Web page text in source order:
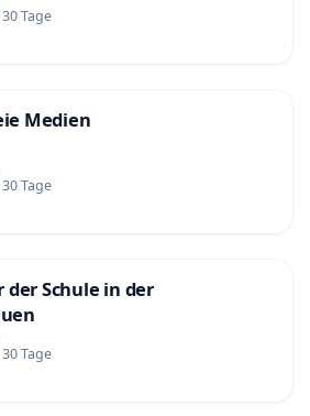
Tage
Medien
Tage
Schule in der
Tage